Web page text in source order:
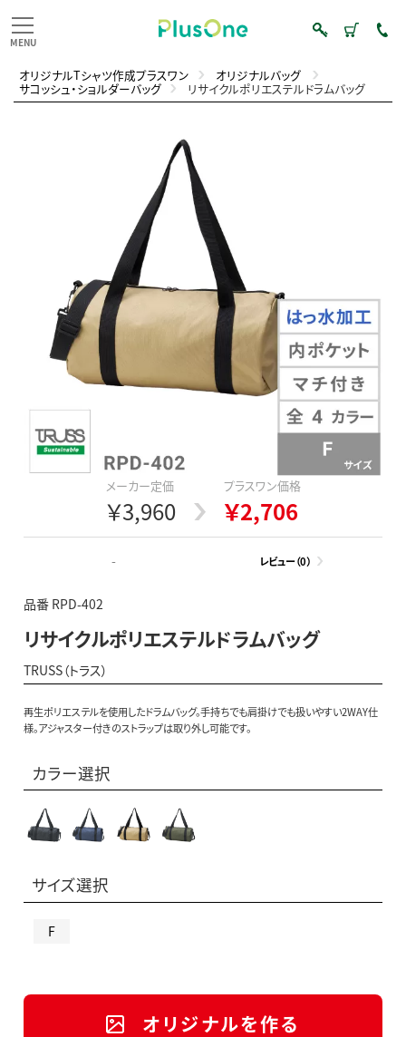
オリジナルTシャツ作成プラスワン オリジナルバッグ
サコッシュ・ショルダーバッグ リサイクルポリエステルドラムバッグ
メーカー定価
￥3,960
プラスワン価格
￥2,706
- レビュー（0）
品番 RPD-402
リサイクルポリエステルドラムバッグ
TRUSS（トラス）
再生ポリエステルを使用したドラムバッグ。手持ちでも肩掛けでも扱いやすい2WAY仕
様。アジャスター付きのストラップは取り外し可能です。
カラー選択
サイズ選択
F
オリジナルを作る